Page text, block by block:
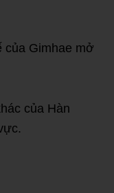
của Gimhae mở
của Hàn